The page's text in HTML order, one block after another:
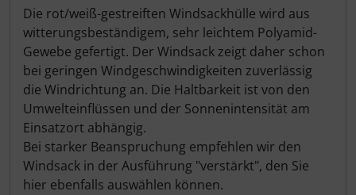
Die rot/weiß-gestreiften Windsackhülle wird aus
witterungsbeständigem, sehr leichtem Polyamid-
Gewebe gefertigt. Der Windsack zeigt daher schon
bei geringen Windgeschwindigkeiten zuverlässig
die Windrichtung an. Die Haltbarkeit ist von den
Umwelteinflüssen und der Sonnenintensität am
Einsatzort abhängig.
Bei starker Beanspruchung empfehlen wir den
Windsack in der Ausführung "verstärkt", den Sie
hier ebenfalls auswählen können.